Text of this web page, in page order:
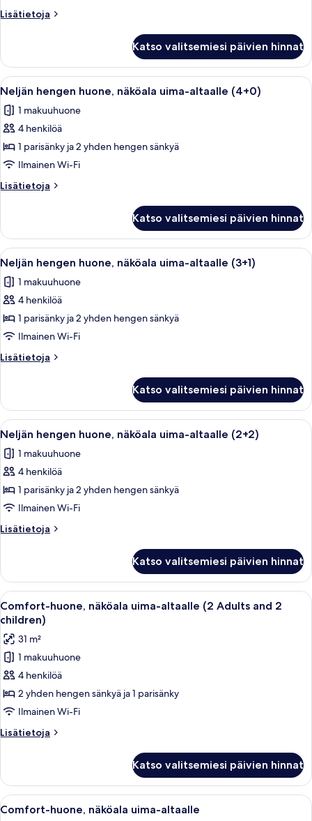
Lisätietoja
Lisätietoja
Adults)
Katso valitsemiesi päivien hinnat
Avaa
kaikki
huonetyypin
Neljän
hengen
huone,
näköala
uima-
(4+0)
kuvat
Hotellihuone, jossa on kaksi sänkyä,
10
Neljän hengen huone, näköala uima-altaalle (4+0)
1 makuuhuone
4 henkilöä
1 parisänky ja 2 yhden hengen sänkyä
Ilmainen Wi-Fi
Lisätietoja
Lisätietoja
huone,
näköala
uima-
altaalle
(4+0)
Katso valitsemiesi päivien hinnat
Avaa
kaikki
huonetyypin
Neljän
hengen
huone,
näköala
uima-
(3+1)
kuvat
Hotellihuone, jossa on kaksi sänkyä,
10
Neljän hengen huone, näköala uima-altaalle (3+1)
1 makuuhuone
4 henkilöä
1 parisänky ja 2 yhden hengen sänkyä
Ilmainen Wi-Fi
Lisätietoja
Lisätietoja
huone,
näköala
uima-
altaalle
(3+1)
Katso valitsemiesi päivien hinnat
Avaa
kaikki
huonetyypin
Neljän
hengen
huone,
näköala
uima-
(2+2)
kuvat
Hotellihuone, jossa on kaksi sänkyä,
11
Neljän hengen huone, näköala uima-altaalle (2+2)
1 makuuhuone
4 henkilöä
1 parisänky ja 2 yhden hengen sänkyä
Ilmainen Wi-Fi
Lisätietoja
Lisätietoja
huone,
näköala
uima-
altaalle
Katso valitsemiesi päivien hinnat
Avaa
kaikki
huonetyypin
Comfort-
huone,
näköala
uima-
altaalle
(2
Adults
2
children)
kuvat
Moderni hotellihuone, jossa on
6
Comfort-huone, näköala uima-altaalle (2 Adults and 2
children)
31 m²
1 makuuhuone
4 henkilöä
2 yhden hengen sänkyä ja 1 parisänky
Ilmainen Wi-Fi
Lisätietoja
Lisätietoja
näköala
uima-
altaalle
Katso valitsemiesi päivien hinnat
Avaa
kaikki
Moderni hotellihuone, jossa on
6
Comfort-huone, näköala uima-altaalle